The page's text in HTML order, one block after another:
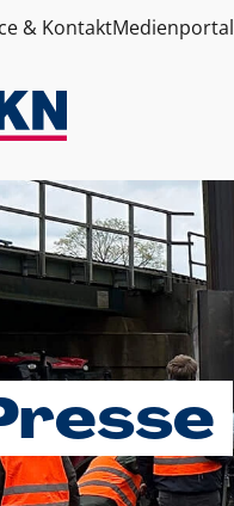
& KontaktMedienportal